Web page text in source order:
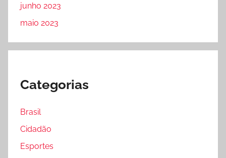
junho 2023
maio 2023
Categorias
Brasil
Cidadão
Esportes